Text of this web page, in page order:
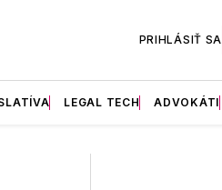
PRIHLÁSIŤ SA
LEGAL TECH ADVOKÁTI